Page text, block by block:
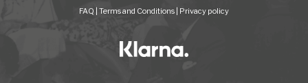
FAQ Terms and Conditions Privacy policy